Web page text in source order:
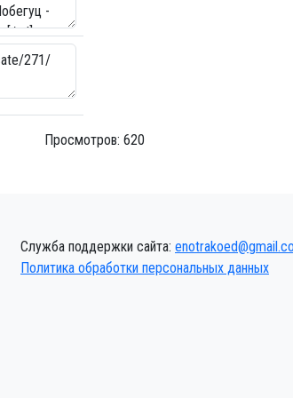
Просмотров: 620
Служба поддержки сайта:
Политика обработки персональных данных